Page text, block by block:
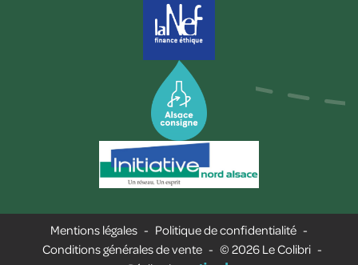
Mentions légales - Politique de confidentialité -
Conditions générales de vente - © 2026 Le Colibri -